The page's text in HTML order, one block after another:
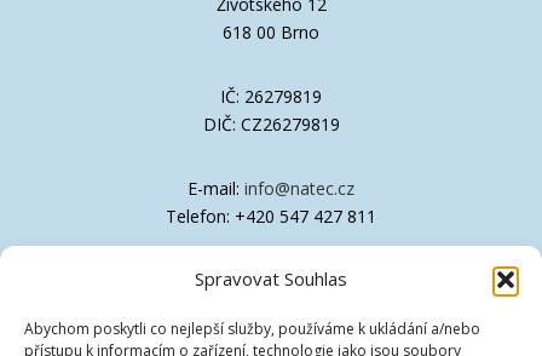
Spravovat Souhlas
Abychom poskytli co nejlepší služby, používáme k ukládání a/nebo
přístupu k informacím o zařízení, technologie jako jsou soubory
618 00 Brno
IČ: 26279819
DIČ: CZ26279819
E-mail: info@natec.cz
Telefon: +420 547 427 811
Společnost je zapsána v OR Krajského soudu